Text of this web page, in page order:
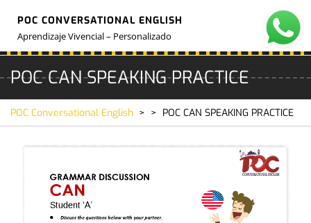
content
POC CONVERSATIONAL ENGLISH
Aprendizaje Vivencial – Personalizado
POC CAN SPEAKING PRACTICE
POC Conversational English > > POC CAN SPEAKING PRACTICE